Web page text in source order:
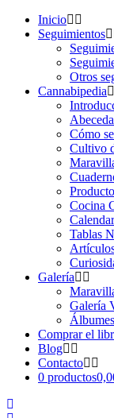
Inicio
Seguimientos
Otros
Cannabipedia
Cómo
Cultivo
Cocina
Tablas
Galería
Galería
Comprar el
Blog
Contacto
0 productos